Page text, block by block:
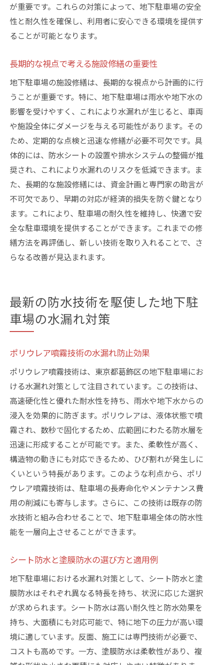
が重要です。これらの対策によって、地下駐車場の安全
性と耐久性を確保し、利用者に安心できる環境を提供す
ることが可能となります。
長期的な視点で考える施設修繕の重要性
地下駐車場の施設修繕は、長期的な視点から計画的に行
うことが重要です。特に、地下駐車場は雨水や地下水の
影響を受けやすく、これにより水漏れが生じると、車両
や施設全体にダメージを与える可能性があります。その
ため、定期的な点検と迅速な修繕が必要不可欠です。具
体的には、防水シートの設置や排水システムの整備が推
奨され、これにより水漏れのリスクを低減できます。ま
た、長期的な施設修繕には、資金計画と専門家の助言が
不可欠であり、早期の対応が経済的損失を防ぐ鍵となり
ます。これにより、駐車場の耐久性を維持し、快適で安
全な駐車環境を提供することができます。これまでの修
繕方法を再評価し、新しい技術を取り入れることで、さ
らなる改善が見込まれます。
最新の防水技術を駆使した地下駐
車場の水漏れ対策
ポリウレア噴霧技術の水漏れ防止効果
ポリウレア噴霧技術は、東京都葛飾区の地下駐車場にお
ける水漏れ対策として注目されています。この技術は、
高速硬化性と優れた耐水性を持ち、雨水や地下水からの
浸入を効果的に防ぎます。ポリウレアは、液体状態で噴
霧され、数秒で固化するため、広範囲にわたる防水層を
迅速に形成することが可能です。また、柔軟性が高く、
構造物の動きにも対応できるため、ひび割れが発生しに
くいという特長があります。このような利点から、ポリ
ウレア噴霧技術は、駐車場の長寿命化やメンテナンス費
用の削減にも寄与します。さらに、この技術は既存の防
水技術と組み合わせることで、地下駐車場全体の防水性
能を一層向上させることができます。
シート防水と塗膜防水の選び方と適用例
地下駐車場における水漏れ対策として、シート防水と塗
膜防水はそれぞれ異なる特長を持ち、状況に応じた選択
が求められます。シート防水は高い耐久性と防水効果を
持ち、大面積にも対応可能で、特に地下の圧力が高い環
境に適しています。反面、施工には専門技術が必要で、
コストも高めです。一方、塗膜防水は柔軟性があり、複